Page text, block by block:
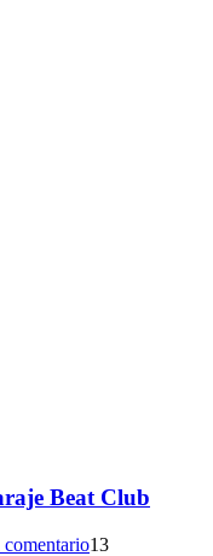
Beat Club
13